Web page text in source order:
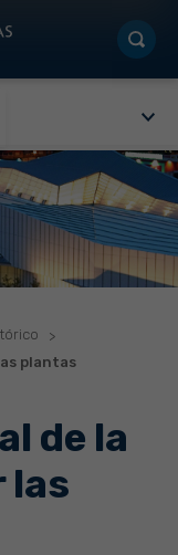
plantas
de la
las